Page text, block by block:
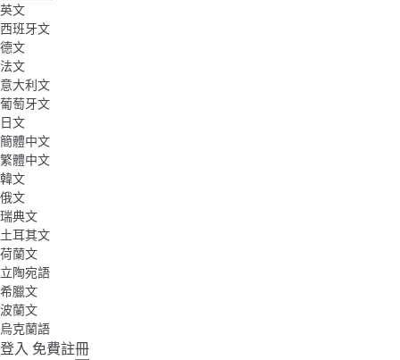
英文
西班牙文
德文
法文
意大利文
葡萄牙文
日文
簡體中文
繁體中文
韓文
俄文
瑞典文
土耳其文
荷蘭文
立陶宛語
希臘文
波蘭文
烏克蘭語
登入 免費註冊